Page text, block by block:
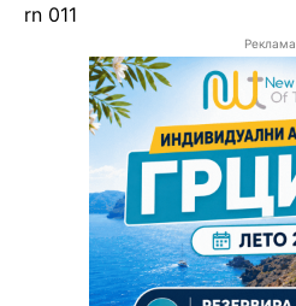
rn 011
Реклама